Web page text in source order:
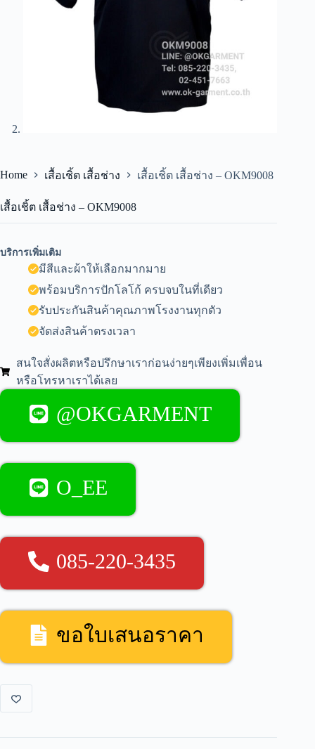
Home เสื้อเชิ้ต เสื้อช่าง เสื้อเชิ้ต เสื้อช่าง – OKM9008
เสื้อเชิ้ต เสื้อช่าง – OKM9008
บริการเพิ่มเติม
มีสีและผ้าให้เลือกมากมาย
พร้อมบริการปักโลโก้ ครบจบในที่เดียว
รับประกันสินค้าคุณภาพโรงงานทุกตัว
จัดส่งสินค้าตรงเวลา
สนใจสั่งผลิตหรือปรึกษาเราก่อนง่ายๆเพียงเพิ่มเพื่อน
หรือโทรหาเราได้เลย
@OKGARMENT
O_EE
085-220-3435
ขอใบเสนอราคา